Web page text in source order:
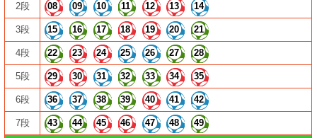
2段 08 09 10 11 12 13 14
3段 15 16 17 18 19 20 21
4段 22 23 24 25 26 27 28
5段 29 30 31 32 33 34 35
6段 36 37 38 39 40 41 42
7段 43 44 45 46 47 48 49